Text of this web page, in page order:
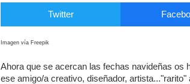
Twitter
Imagen vía Freepik
Ahora que se acercan las fechas navideñas os
ese amigo/a creativo, diseñador,